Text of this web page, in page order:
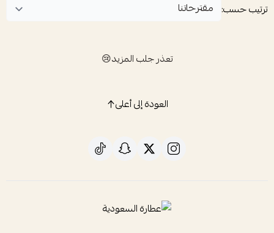
ترتيب حسب:
تعذر جلب المزيد😢
العودة إلى أعلى